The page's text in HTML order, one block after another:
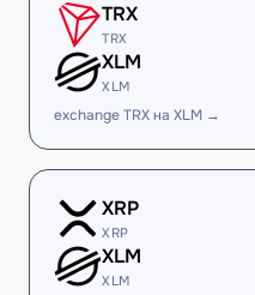
TRX
TRX
XLM
XLM
exchange TRX на XLM →
XRP
XRP
XLM
XLM